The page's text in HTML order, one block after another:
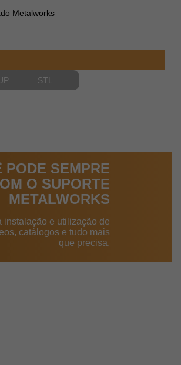
Metalworks
STL
PODE SEMPRE
O SUPORTE
METALWORKS
instalação e utilização de
catálogos e tudo mais
que precisa.